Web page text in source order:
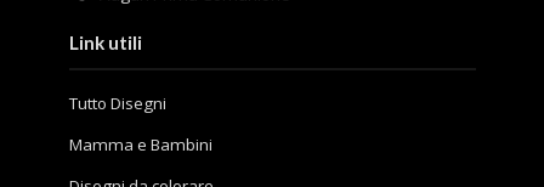
Link utili
Tutto Disegni
Mamma e Bambini